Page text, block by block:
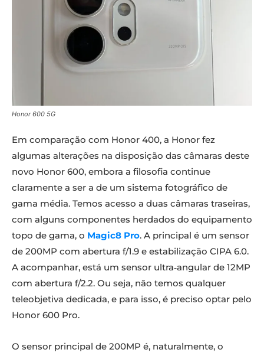
Honor 600 5G
Em comparação com Honor 400, a Honor fez
algumas alterações na disposição das câmaras deste
novo Honor 600, embora a filosofia continue
claramente a ser a de um sistema fotográfico de
gama média. Temos acesso a duas câmaras traseiras,
com alguns componentes herdados do equipamento
topo de gama, o Magic8 Pro. A principal é um sensor
de 200MP com abertura f/1.9 e estabilização CIPA 6.0.
A acompanhar, está um sensor ultra‑angular de 12MP
com abertura f/2.2. Ou seja, não temos qualquer
teleobjetiva dedicada, e para isso, é preciso optar pelo
Honor 600 Pro.
O sensor principal de 200MP é, naturalmente, o